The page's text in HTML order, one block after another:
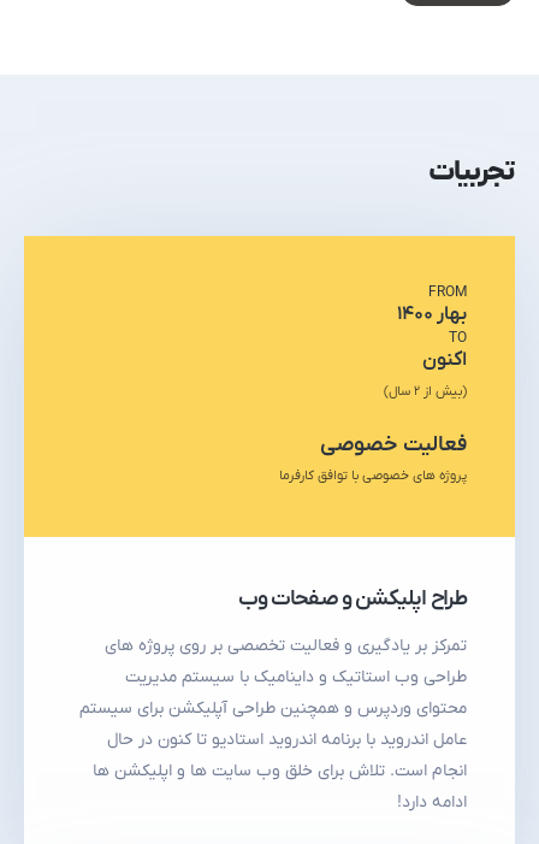
تجربیات
FROM
بهار ۱۴۰۰
TO
اکنون
(بیش از ۲ سال)
فعالیت خصوصی
پروژه های خصوصی با توافق کارفرما
طراح اپلیکشن و صفحات وب
تمرکز بر یادگیری و فعالیت تخصصی بر روی پروژه های
طراحی وب استاتیک و داینامیک با سیستم مدیریت
محتوای وردپرس و همچنین طراحی آپلیکشن برای سیستم
عامل اندروید با برنامه اندروید استادیو تا کنون در حال
انجام است. تلاش برای خلق وب سایت ها و اپلیکشن ها
ادامه دارد!